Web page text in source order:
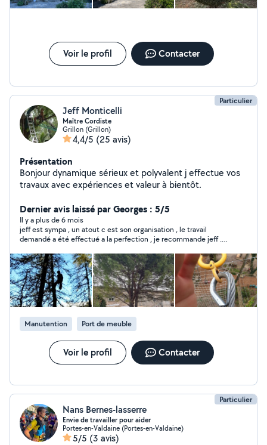
Voir le profil Contacter
Particulier
Jeff Monticelli
Maître Cordiste
Grillon (Grillon)
4,4/5 (25 avis)
Présentation
Bonjour dynamique sérieux et polyvalent j effectue vos
travaux avec expériences et valeur à bientôt.
Dernier avis laissé par Georges : 5/5
Il y a plus de 6 mois
jeff est sympa , un atout c est son organisation , le travail
demandé a été effectué a la perfection , je recommande jeff .
Manutention Port de meuble
Voir le profil Contacter
Particulier
Nans Bernes-lasserre
Envie de travailler pour aider
Portes-en-Valdaine (Portes-en-Valdaine)
5/5 (3 avis)